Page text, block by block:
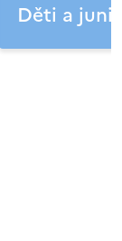
Děti a